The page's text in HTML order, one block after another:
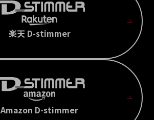
楽天 D-stimmer
Amazon D-stimmer